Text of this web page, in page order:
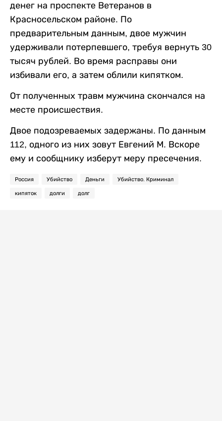
денег на проспекте Ветеранов в
Красносельском районе. По
предварительным данным, двое мужчин
удерживали потерпевшего, требуя вернуть 30
тысяч рублей. Во время расправы они
избивали его, а затем облили кипятком.
От полученных травм мужчина скончался на
месте происшествия.
Двое подозреваемых задержаны. По данным
112, одного из них зовут Евгений М. Вскоре
ему и сообщнику изберут меру пресечения.
Россия Убийство Деньги Убийство. Криминал
кипяток долги долг